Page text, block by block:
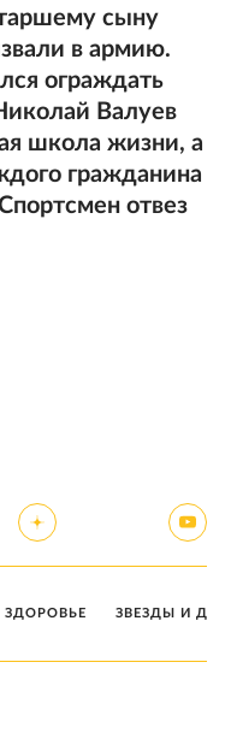
сыну
в армию.
ограждать
Валуев
школа жизни, а
гражданина
отвез
ЗДОРОВЬЕ ЗВЕЗДЫ И